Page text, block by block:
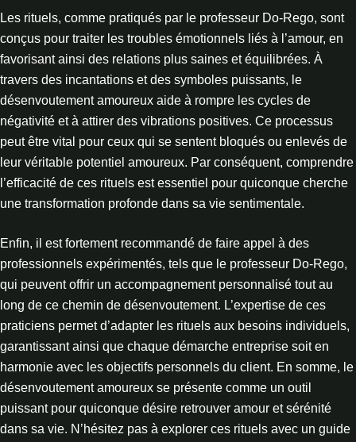
Les rituels, comme pratiqués par le professeur Do-Rego, sont
conçus pour traiter les troubles émotionnels liés à l’amour, en
favorisant ainsi des relations plus saines et équilibrées. À
travers des incantations et des symboles puissants, le
désenvoutement amoureux aide à rompre les cycles de
négativité et à attirer des vibrations positives. Ce processus
peut être vital pour ceux qui se sentent bloqués ou enlevés de
leur véritable potentiel amoureux. Par conséquent, comprendre
l’efficacité de ces rituels est essentiel pour quiconque cherche
une transformation profonde dans sa vie sentimentale.
Enfin, il est fortement recommandé de faire appel à des
professionnels expérimentés, tels que le professeur Do-Rego,
qui peuvent offrir un accompagnement personnalisé tout au
long de ce chemin de désenvoutement. L’expertise de ces
praticiens permet d’adapter les rituels aux besoins individuels,
garantissant ainsi que chaque démarche entreprise soit en
harmonie avec les objectifs personnels du client. En somme, le
désenvoutement amoureux se présente comme un outil
puissant pour quiconque désire retrouver amour et sérénité
dans sa vie. N’hésitez pas à explorer ces rituels avec un guide